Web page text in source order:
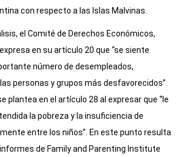
con respecto a las Islas Malvinas.
el Comité de Derechos Económicos,
en su artículo 20 que “se siente
número de desempleados,
personas y grupos más desfavorecidos”.
plantea en el artículo 28 al expresar que “le
la pobreza y la insuficiencia de
entre los niños”. En este punto resulta
de Family and Parenting Institute